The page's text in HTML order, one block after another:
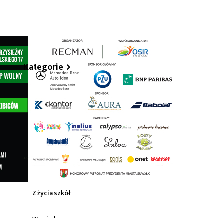
Kategorie
Z życia miasta
Kultura
Wiadomości z regionu
Z życia szkół